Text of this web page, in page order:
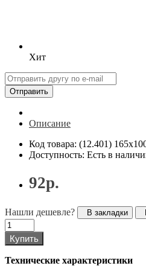
Хит
Отправить
Описание
Код товара: (12.401)
Доступность: Есть в
92р.
Нашли дешевле? В закладки
Купить
Технические характеристики